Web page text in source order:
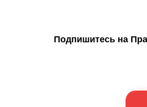
Подпишитесь на